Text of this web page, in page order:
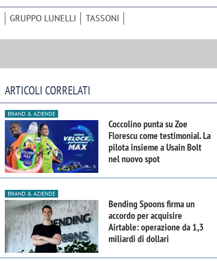
GRUPPO LUNELLI TASSONI
ARTICOLI CORRELATI
BRAND & AZIENDE
Coccolino punta su Zoe
Florescu come testimonial. La
pilota insieme a Usain Bolt
nel nuovo spot
BRAND & AZIENDE
Bending Spoons firma un
accordo per acquisire
Airtable: operazione da 1,3
miliardi di dollari